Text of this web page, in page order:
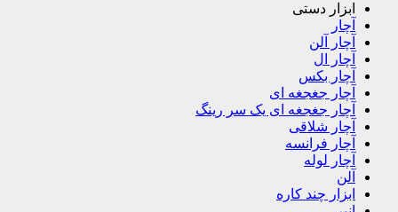
ابزار دستی
آچار
آچار آلن
آچار ال
آچار بکس
آچار جغجغه ای
آچار جغجغه ای یک سر رینگ
آچار شلاقی
آچار فرانسه
آچار لوله
آلن
ابزار چند کاره